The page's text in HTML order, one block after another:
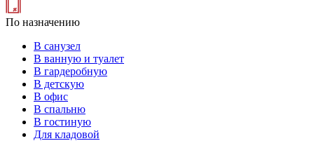
По назначению
В санузел
В ванную и туалет
В гардеробную
В детскую
В офис
В спальню
В гостиную
Для кладовой